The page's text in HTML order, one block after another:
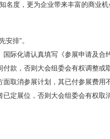
名度，更为企业带来丰富的商业
安排”。
际化请认真填写《参展申请及合
款，否则大会组委会有权调整或
取消参展计划，其已付参展费用
定展位，否则大会组委会有权取